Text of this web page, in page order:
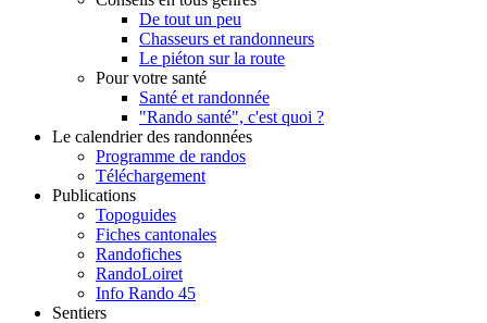
De tout un peu
Chasseurs et randonneurs
Le piéton sur la route
Pour votre santé
Santé et randonnée
"Rando santé", c'est quoi ?
Le calendrier des randonnées
Programme de randos
Téléchargement
Publications
Topoguides
Fiches cantonales
Randofiches
RandoLoiret
Info Rando 45
Sentiers